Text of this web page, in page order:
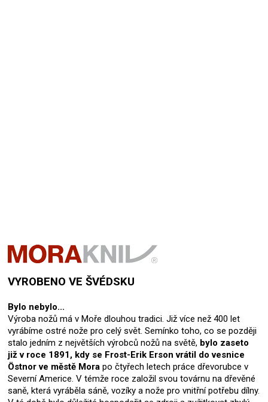
VYROBENO VE ŠVÉDSKU
Bylo nebylo...
Výroba nožů má v Moře dlouhou tradici. Již více než 400 let
vyrábíme ostré nože pro celý svět. Semínko toho, co se později
stalo jedním z největších výrobců nožů na světě, bylo zaseto
již v roce 1891, kdy se Frost-Erik Erson vrátil do vesnice
Östnor ve městě Mora po čtyřech letech práce dřevorubce v
Severní Americe. V témže roce založil svou továrnu na dřevěné
saně, která vyráběla sáně, vozíky a nože pro vnitřní potřebu dílny.